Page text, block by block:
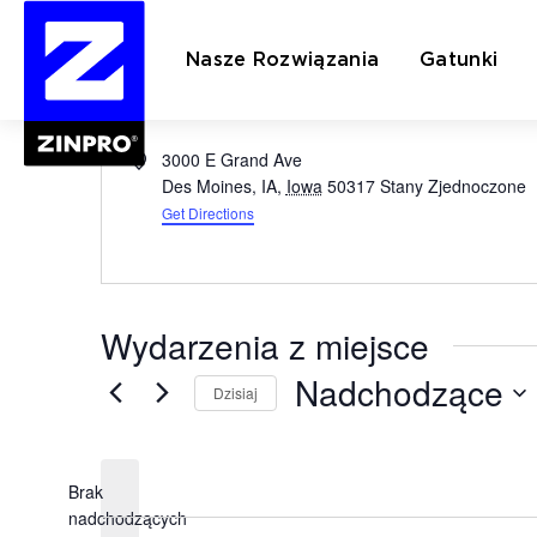
Nasze Rozwiązania Gatunki
Tereny targowe
" Wszystkie Wydarzenia
Adres3000 E Grand Ave
Des Moines, IA, Iowa 50317 Stany Zjednoczone
Get Directions
Wydarzenia z miejsce
Powiadomienie
Brak
nadchodzących
Dzisiaj Nadchodzące